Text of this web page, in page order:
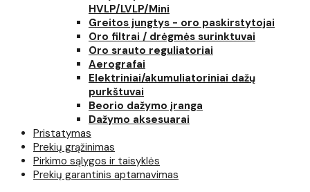
HVLP/LVLP/Mini
Greitos jungtys - oro paskirstytojai
Oro filtrai / drėgmės surinktuvai
Oro srauto reguliatoriai
Aerografai
Elektriniai/akumuliatoriniai dažų
purkštuvai
Beorio dažymo įranga
Dažymo aksesuarai
Pristatymas
Prekių grąžinimas
Pirkimo sąlygos ir taisyklės
Prekių garantinis aptarnavimas